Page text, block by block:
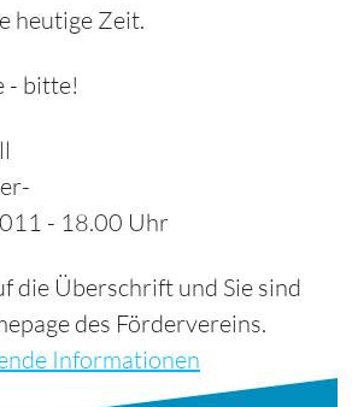
heutige Zeit.
- bitte!
- 18.00 Uhr
die Überschrift und Sie sind
des Fördervereins.
Informationen